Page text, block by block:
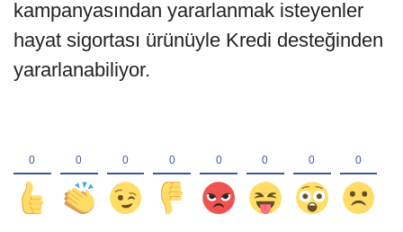
kampanyasından yararlanmak isteyenler
hayat sigortası ürünüyle Kredi desteğinden
yararlanabiliyor.